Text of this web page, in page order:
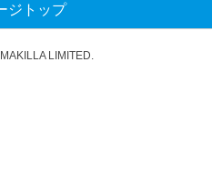
ジトップ
LIMITED.